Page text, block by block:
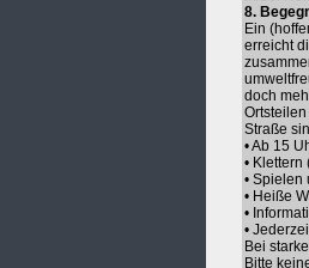
8.
Ein
erreicht
doch
Straße
• Ab 15
•
• Spielen
• Heiße
•
•
Bei
Bitte